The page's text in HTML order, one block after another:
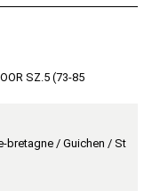
SZ.5 (73-85
bretagne / Guichen / St